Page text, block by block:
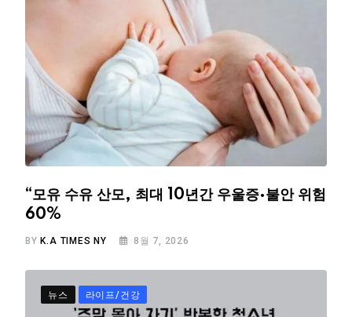
“모유 수유 산모, 최대 10년간 우울증·불안 위험
60%
BY K.A TIMES NY 8월 7, 2026
뉴스 라이프/건강